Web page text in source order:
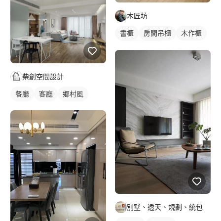
柴創空間設計
餐廳 客廳 鄉村風
木匠坊
書櫃 房間吊櫃
木作櫃
別墅、透天、規劃、統包